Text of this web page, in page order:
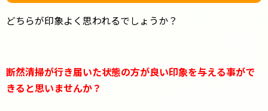
どちらが印象よく思われるでしょうか？
断然清掃が行き届いた状態の方が良い印象を与える事がで
きると思いませんか？